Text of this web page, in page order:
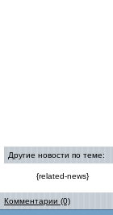
Другие новости по теме:
{related-news}
Комментарии (0)